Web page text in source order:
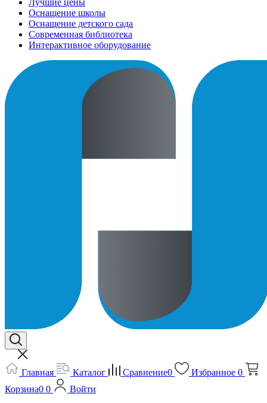
Лучшие цены
Оснащение школы
Оснащение детского сада
Современная библиотека
Интерактивное оборудование
Главная Каталог Сравнение0 Избранное 0
Корзина0 0
Войти